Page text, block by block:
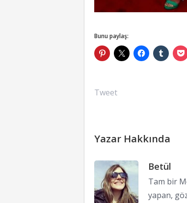
Bunu paylaş:
Tweet
Yazar Hakkında
Betül
Tam bir
yapan,